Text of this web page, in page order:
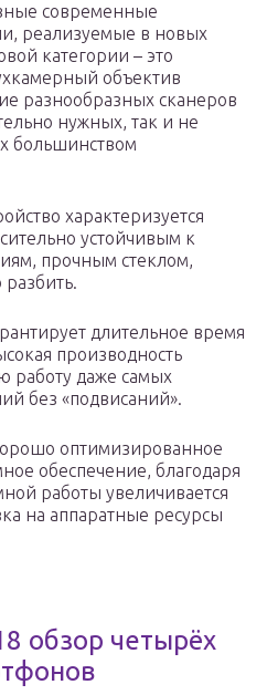
современные
реализуемые в новых
категории – это
объектив
разнообразных сканеров
нужных, так и не
большинством
характеризуется
устойчивым к
прочным стеклом,
разбить.
длительное время
производность
работу даже самых
без «подвисаний».
оптимизированное
обеспечение, благодаря
работы увеличивается
на аппаратные ресурсы
обзор четырёх